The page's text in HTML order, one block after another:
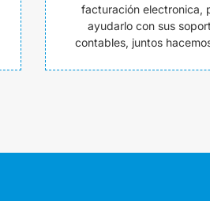
facturación electronica,
ayudarlo con sus
contables, juntos